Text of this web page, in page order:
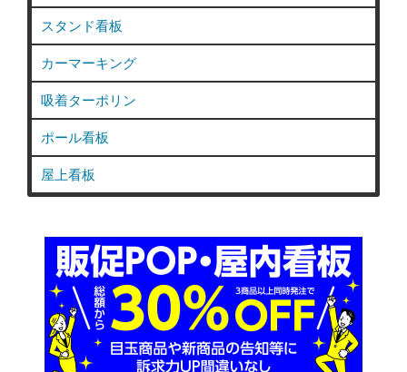
スタンド看板
カーマーキング
吸着ターポリン
ポール看板
屋上看板